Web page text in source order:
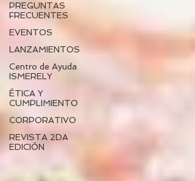
PREGUNTAS
FRECUENTES
EVENTOS
LANZAMIENTOS
Centro de Ayuda
ISMERELY
ÉTICA Y
CUMPLIMIENTO
CORPORATIVO
REVISTA 2DA
EDICIÓN